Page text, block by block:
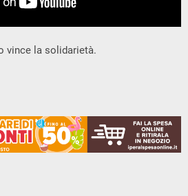
vince la solidarietà.